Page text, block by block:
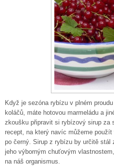
Když je sezóna rybízu v plném
koláčů, máte hotovou marmeládu a
zkoušku připravit si rybízový sirup za
recept, na který navíc můžeme
po černý. Sirup z rybízu by určitě stál
jeho výborným chuťovým
na náš organismus.